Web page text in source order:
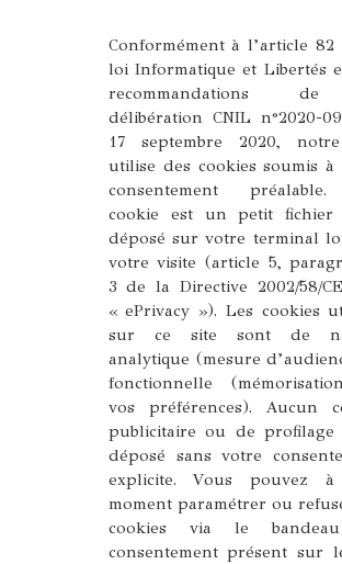
Conformément à l’article 82
loi Informatique et Libertés
recommandations
délibération CNIL n°2020-
17 septembre 2020,
utilise des cookies soumis à
consentement
cookie est un petit fichier
déposé sur votre terminal
votre visite (article 5,
3 de la Directive 2002/58/
« ePrivacy »). Les cookies
sur ce site sont de
analytique (mesure
fonctionnelle
vos préférences). Aucun
publicitaire ou de profilage
déposé sans votre
explicite. Vous pouvez
moment paramétrer ou
cookies via le
consentement présent sur